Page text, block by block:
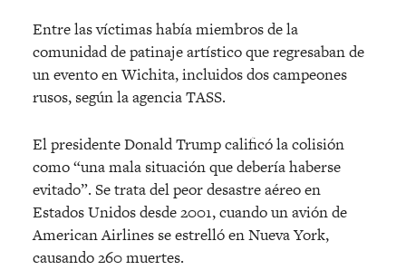
Entre las víctimas había miembros de la
comunidad de patinaje artístico que regresaban de
un evento en Wichita, incluidos dos campeones
rusos, según la agencia TASS.
El presidente Donald Trump calificó la colisión
como “una mala situación que debería haberse
evitado”. Se trata del peor desastre aéreo en
Estados Unidos desde 2001, cuando un avión de
American Airlines se estrelló en Nueva York,
causando 260 muertes.